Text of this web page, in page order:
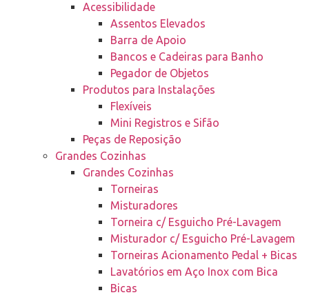
Acessibilidade
Assentos Elevados
Barra de Apoio
Bancos e Cadeiras para Banho
Pegador de Objetos
Produtos para Instalações
Flexíveis
Mini Registros e Sifão
Peças de Reposição
Grandes Cozinhas
Grandes Cozinhas
Torneiras
Misturadores
Torneira c/ Esguicho Pré-Lavagem
Misturador c/ Esguicho Pré-Lavagem
Torneiras Acionamento Pedal + Bicas
Lavatórios em Aço Inox com Bica
Bicas